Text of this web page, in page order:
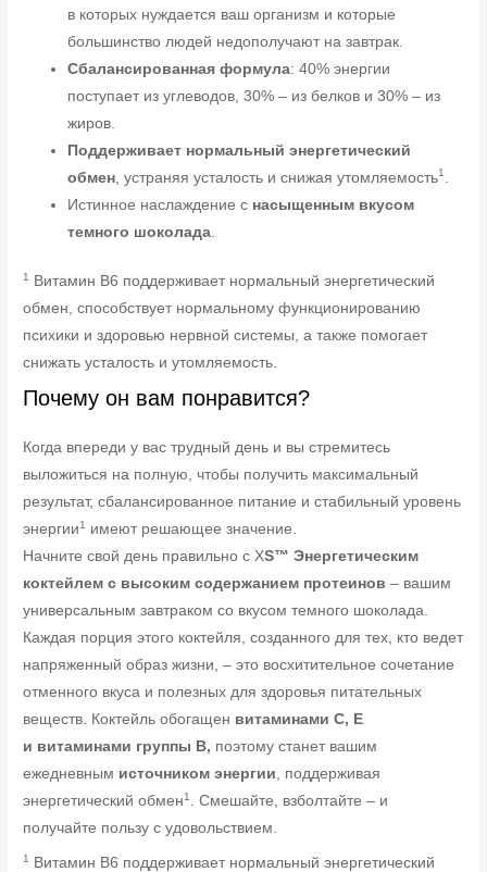
в которых нуждается ваш организм и которые
большинство людей недополучают на завтрак.
Сбалансированная формула: 40% энергии
поступает из углеводов, 30% – из белков и 30% – из
жиров.
Поддерживает нормальный энергетический
обмен , устраняя усталость и снижая утомляемость1
Истинное наслаждение с насыщенным вкусом
темного шоколада
1
Витамин B6 поддерживает нормальный энергетический
обмен, способствует нормальному функционированию
психики и здоровью нервной системы, а также помогает
снижать усталость и утомляемость.
Почему он вам понравится?
Когда впереди у вас трудный день и вы стремитесь
выложиться на полную, чтобы получить максимальный
результат, сбалансированное питание и стабильный уровень
энергии1
имеют решающее значение.
Начните свой день правильно с XS™ Энергетическим
коктейлем с высоким содержанием протеинов – вашим
универсальным завтраком со вкусом темного шоколада.
Каждая порция этого коктейля, созданного для тех, кто ведет
напряженный образ жизни, – это восхитительное сочетание
отменного вкуса и полезных для здоровья питательных
веществ. Коктейль обогащен витаминами C, E
и витаминами группы B, поэтому станет вашим
ежедневным источником энергии , поддерживая
энергетический обмен1
. Смешайте, взболтайте – и
получайте пользу с удовольствием.
1
Витамин B6 поддерживает нормальный энергетический